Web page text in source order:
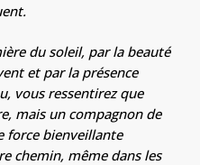
du soleil, par la beauté
et par la présence
vous ressentirez que
mais un compagnon de
force bienveillante
chemin, même dans les